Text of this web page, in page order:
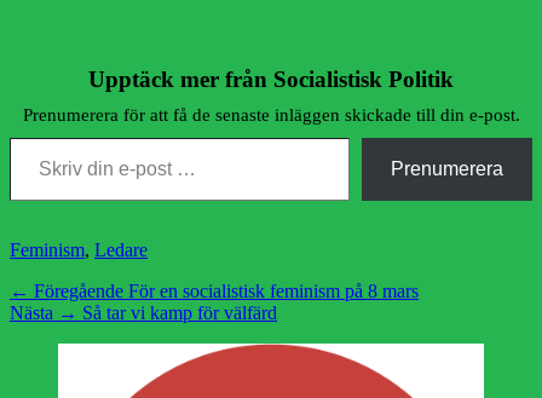
Upptäck mer från Socialistisk Politik
Prenumerera för att få de senaste inläggen skickade till din e-post.
Skriv din e-post …
Prenumerera
Kategorier
Feminism, Ledare
Inläggsnavigering
← Föregående Föregående
inlägg:
För en socialistisk feminism på 8 mars
Nästa → Nästa
Så tar vi kamp för välfärd